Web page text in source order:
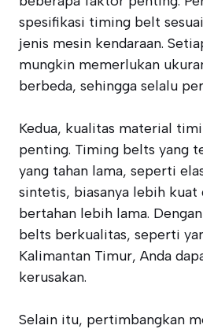
spesifikasi timing belt
jenis mesin kendaraan.
mungkin memerlukan
berbeda, sehingga selalu
Kedua, kualitas material
penting. Timing belts yang
yang tahan lama, seperti
sintetis, biasanya lebih kuat
bertahan lebih lama.
belts berkualitas, seperti
Kalimantan Timur, Anda
kerusakan.
Selain itu, pertimbangkan